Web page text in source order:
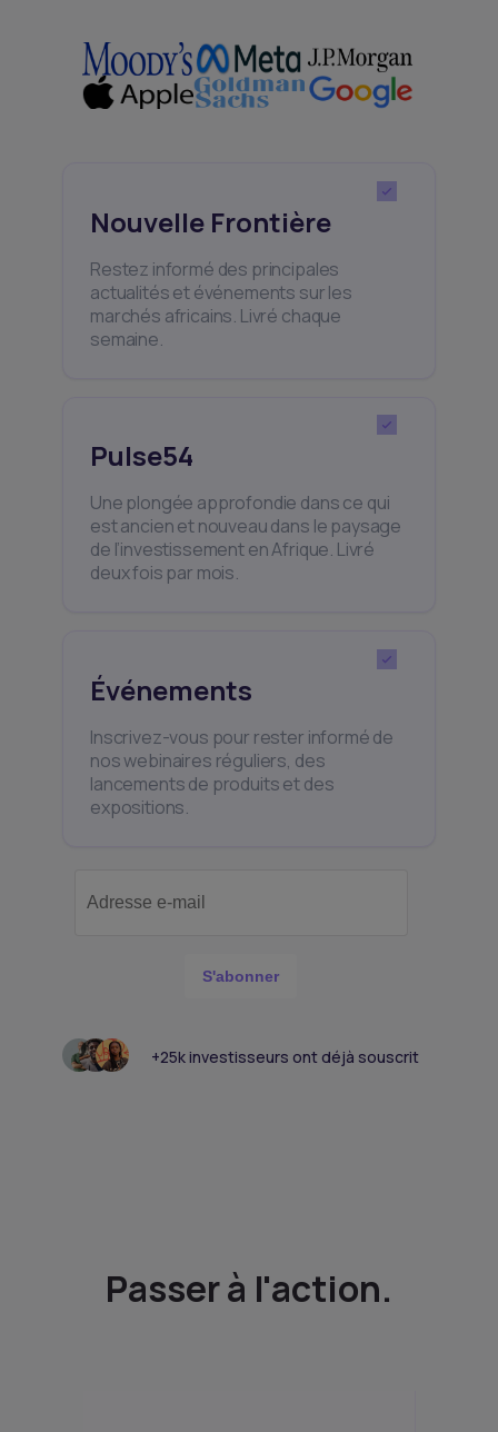
Nouvelle Frontière
Restez informé des principales
actualités et événements sur les
marchés africains. Livré chaque
semaine.
Pulse54
Une plongée approfondie dans ce qui
est ancien et nouveau dans le paysage
de l’investissement en Afrique. Livré
deux fois par mois.
Événements
Inscrivez-vous pour rester informé de
nos webinaires réguliers, des
lancements de produits et des
expositions.
S'abonner
+25k investisseurs ont déjà souscrit
Passer à l'action.